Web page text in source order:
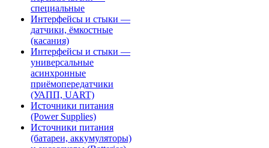
специальные
Интерфейсы и стыки —
датчики, ёмкостные
(касания)
Интерфейсы и стыки —
универсальные
асинхронные
приёмопередатчики
(УАПП, UART)
Источники питания
(Power Supplies)
Источники питания
(батареи, аккумуляторы)